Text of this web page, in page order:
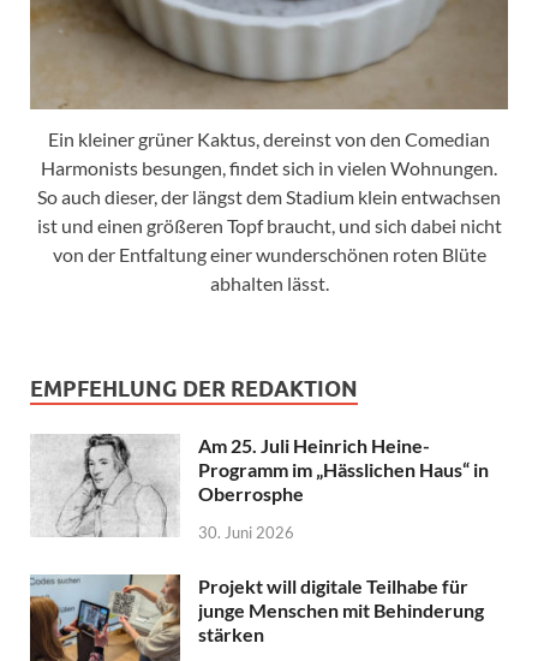
Ein kleiner grüner Kaktus, dereinst von den Comedian
Harmonists besungen, findet sich in vielen Wohnungen.
So auch dieser, der längst dem Stadium klein entwachsen
ist und einen größeren Topf braucht, und sich dabei nicht
von der Entfaltung einer wunderschönen roten Blüte
abhalten lässt.
EMPFEHLUNG DER REDAKTION
Am 25. Juli Heinrich Heine-
Programm im „Hässlichen Haus“ in
Oberrosphe
30. Juni 2026
Projekt will digitale Teilhabe für
junge Menschen mit Behinderung
stärken